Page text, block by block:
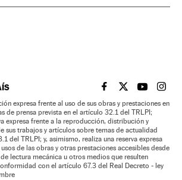
EL PAÍS BRASIL EN
EL PAÍSEL PAÍS
EL
expresa frente al uso de sus obras y prestaciones en
de prensa prevista en el artículo 32.1 del TRLPI;
expresa frente a la reproducción, distribución y
sus trabajos y artículos sobre temas de actualidad
del TRLPI; y, asimismo, realiza una reserva expresa
de las obras y otras prestaciones accesibles desde
lectura mecánica u otros medios que resulten
con el artículo 67.3 del Real Decreto - ley